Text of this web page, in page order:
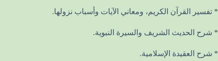
* تفسير القرآن الكريم، ومعاني الآيات وأسباب نزولها.
* شرح الحديث الشريف والسيرة النبوية.
* شرح العقيدة الإسلامية.